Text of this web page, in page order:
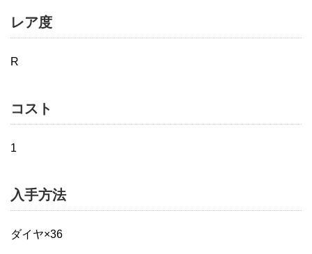
レア度
R
コスト
1
入手方法
ダイヤ×36